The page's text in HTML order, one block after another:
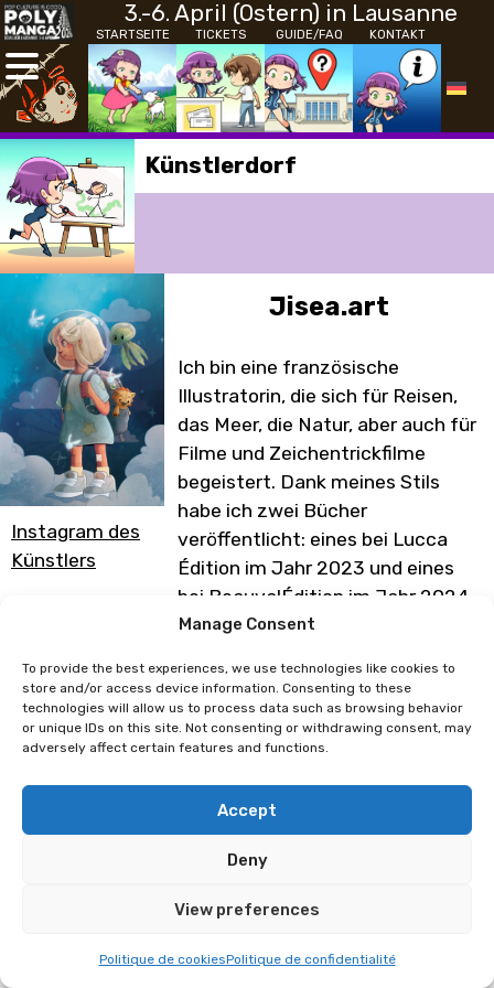
Manage Consent
To provide the best experiences, we use technologies like cookies to
store and/or access device information. Consenting to these
technologies will allow us to process data such as browsing behavior
or unique IDs on this site. Not consenting or withdrawing consent, may
adversely affect certain features and functions.
Accept
Deny
View preferences
Politique de cookiesPolitique de confidentialité
3.-6. April (Ostern) in Lausanne
STARTSEITE TICKETS GUIDE/FAQ KONTAKT
Künstlerdorf
Instagram des
Künstlers
Jisea.art
Ich bin eine französische
Illustratorin, die sich für Reisen,
das Meer, die Natur, aber auch für
Filme und Zeichentrickfilme
begeistert. Dank meines Stils
habe ich zwei Bücher
veröffentlicht: eines bei Lucca
Édition im Jahr 2023 und eines
bei BeauvalÉdition im Jahr 2024.
Wie ihr sehen könnt, ist es mein
zu bringen, also zögert nicht, in
meine illustrierte Welt
einzutreten und mit einem
Hause zu gehen!
Programm unter Vorbehalt von
Änderungen